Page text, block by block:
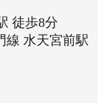
徒歩8分
線 水天宮前駅